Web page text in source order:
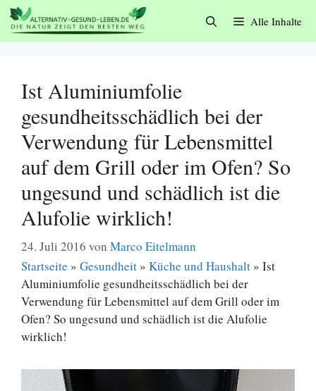
Zum
Inhalt
springen
Alle Inhalte
Ist Aluminiumfolie
gesundheitsschädlich bei der
Verwendung für Lebensmittel
auf dem Grill oder im Ofen? So
ungesund und schädlich ist die
Alufolie wirklich!
24. Juli 2016 von Marco Eitelmann
Startseite » Gesundheit » Küche und Haushalt » Ist
Aluminiumfolie gesundheitsschädlich bei der
Verwendung für Lebensmittel auf dem Grill oder im
Ofen? So ungesund und schädlich ist die Alufolie
wirklich!